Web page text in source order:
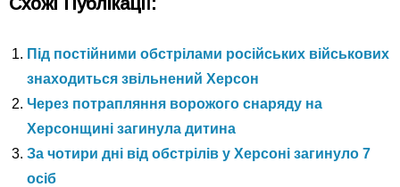
Під постійними обстрілами російських військових
знаходиться звільнений Херсон
Через потрапляння ворожого снаряду на
Херсонщині загинула дитина
За чотири дні від обстрілів у Херсоні загинуло 7
осіб